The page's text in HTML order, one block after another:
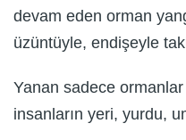
devam eden orman
üzüntüyle, endişeyle
Yanan sadece
insanların yeri, yurdu,